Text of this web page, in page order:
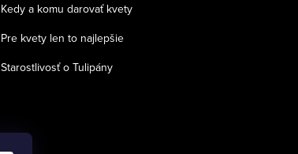
Kedy a komu darovať kvety
Pre kvety len to najlepšie
Starostlivosť o Tulipány